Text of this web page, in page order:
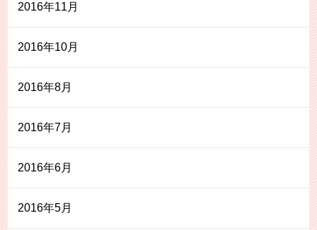
2016年11月
2016年10月
2016年8月
2016年7月
2016年6月
2016年5月